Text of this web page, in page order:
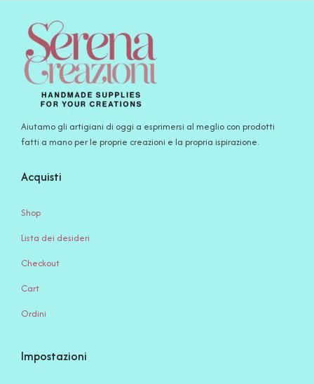
Aiutamo gli artigiani di oggi a esprimersi al meglio con prodotti
fatti a mano per le proprie creazioni e la propria ispirazione.
Acquisti
Shop
Lista dei desideri
Checkout
Cart
Ordini
Impostazioni